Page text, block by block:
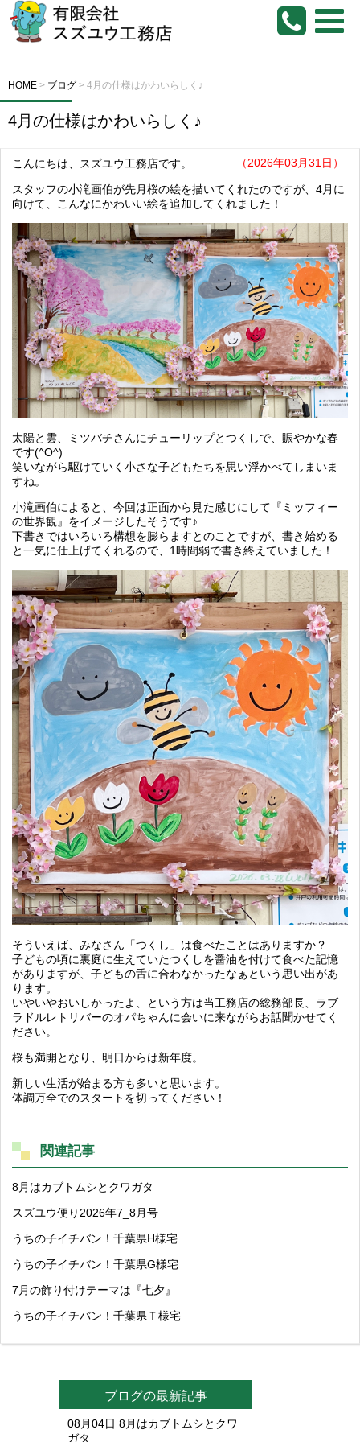
HOME > ブログ > 4月の仕様はかわいらしく♪
4月の仕様はかわいらしく♪
（2026年03月31日）
こんにちは、スズユウ工務店です。
スタッフの小滝画伯が先月桜の絵を描いてくれたのですが、4月に
向けて、こんなにかわいい絵を追加してくれました！
太陽と雲、ミツバチさんにチューリップとつくしで、賑やかな春
です(^O^)
笑いながら駆けていく小さな子どもたちを思い浮かべてしまいま
すね。
小滝画伯によると、今回は正面から見た感じにして『ミッフィー
の世界観』をイメージしたそうです♪
下書きではいろいろ構想を膨らますとのことですが、書き始める
と一気に仕上げてくれるので、1時間弱で書き終えていました！
そういえば、みなさん「つくし」は食べたことはありますか？
子どもの頃に裏庭に生えていたつくしを醤油を付けて食べた記憶
がありますが、子どもの舌に合わなかったなぁという思い出があ
ります。
いやいやおいしかったよ、という方は当工務店の総務部長、ラブ
ラドルレトリバーのオパちゃんに会いに来ながらお話聞かせてく
ださい。
桜も満開となり、明日からは新年度。
新しい生活が始まる方も多いと思います。
体調万全でのスタートを切ってください！
関連記事
8月はカブトムシとクワガタ
スズユウ便り2026年7_8月号
うちの子イチバン！千葉県H様宅
うちの子イチバン！千葉県G様宅
7月の飾り付けテーマは『七夕』
うちの子イチバン！千葉県Ｔ様宅
ブログの最新記事
08月04日 8月はカブトムシとクワ
ガタ